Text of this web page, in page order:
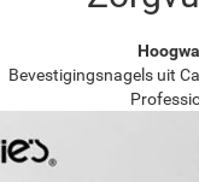
Bevestigingsnagels uit